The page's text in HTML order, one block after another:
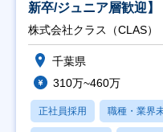
新卒/ジュニア層歓迎】
株式会社クラス（CLAS）
千葉県
310万~460万
正社員採用 職種・業界